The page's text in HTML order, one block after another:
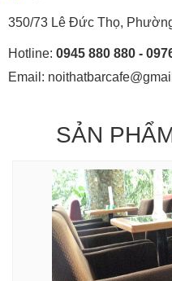
350/73 Lê Đức Thọ,
Hotline: 0945 880 880 -
Email:
SẢN